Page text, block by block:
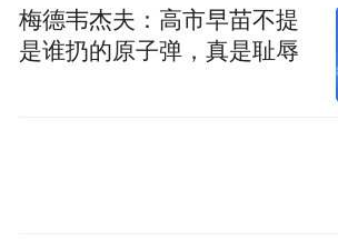
专题展览等活动，线上线下联
二十余年来，连云港持续运
梅德韦杰夫：高市早苗不提
是谁扔的原子弹，真是耻辱